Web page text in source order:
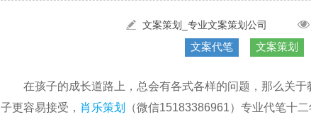
文案策划_专业文案策划公司
文案代笔 文案策划
在孩子的成长道路上，总会有各式各样的问题，那么关
子更容易接受， 肖乐策划
（微信15183386961）专业代笔十